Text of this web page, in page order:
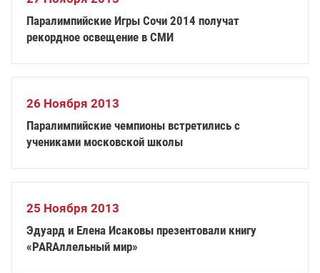
Паралимпийские Игры Сочи 2014 получат
рекордное освещение в СМИ
26 Ноября 2013
Паралимпийские чемпионы встретились с
учениками московской школы
25 Ноября 2013
Эдуард и Елена Исаковы презентовали книгу
«PARAллельный мир»